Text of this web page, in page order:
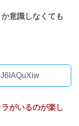
意識しなくても
がいるのが楽し